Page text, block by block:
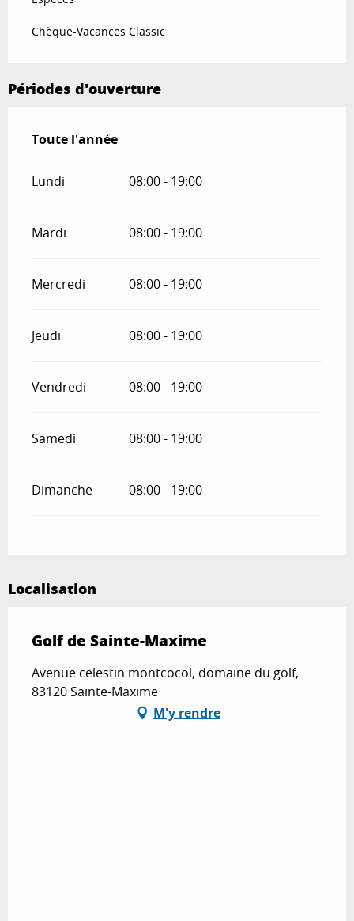
Chèque-Vacances Classic
Périodes d'ouverture
Toute l'année
Toute l'année
Lundi 08:00 - 19:00
Mardi 08:00 - 19:00
Mercredi 08:00 - 19:00
Jeudi 08:00 - 19:00
Vendredi 08:00 - 19:00
Samedi 08:00 - 19:00
Dimanche 08:00 - 19:00
Localisation
Golf de Sainte-Maxime
Avenue celestin montcocol, domaine du golf,
83120 Sainte-Maxime
M'y rendre